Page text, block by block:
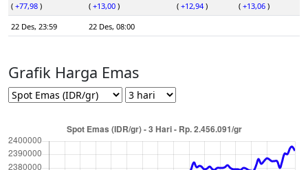
( +77,98 ) ( +13,00 ) ( +12,94 ) ( +13,06 )
22 Des, 23:59
22 Des, 08:00
Grafik Harga Emas